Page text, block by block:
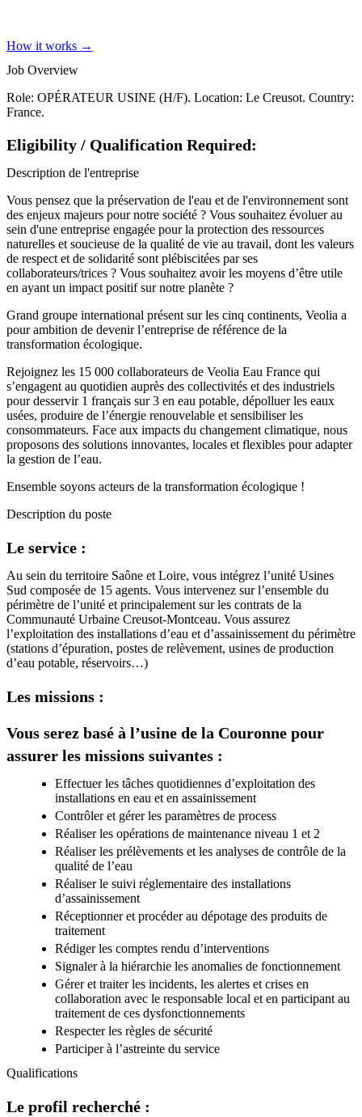
How it works →
Job Overview
Role: OPÉRATEUR USINE (H/F). Location: Le Creusot. Country:
France.
Eligibility / Qualification Required:
Description de l'entreprise
Vous pensez que la préservation de l'eau et de l'environnement sont
des enjeux majeurs pour notre société ? Vous souhaitez évoluer au
sein d'une entreprise engagée pour la protection des ressources
naturelles et soucieuse de la qualité de vie au travail, dont les valeurs
de respect et de solidarité sont plébiscitées par ses
collaborateurs/trices ? Vous souhaitez avoir les moyens d’être utile
en ayant un impact positif sur notre planète ?
Grand groupe international présent sur les cinq continents, Veolia a
pour ambition de devenir l’entreprise de référence de la
transformation écologique.
Rejoignez les 15 000 collaborateurs de Veolia Eau France qui
s’engagent au quotidien auprès des collectivités et des industriels
pour desservir 1 français sur 3 en eau potable, dépolluer les eaux
usées, produire de l’énergie renouvelable et sensibiliser les
consommateurs. Face aux impacts du changement climatique, nous
proposons des solutions innovantes, locales et flexibles pour adapter
la gestion de l’eau.
Ensemble soyons acteurs de la transformation écologique !
Description du poste
Le service :
Au sein du territoire Saône et Loire, vous intégrez l’unité Usines
Sud composée de 15 agents. Vous intervenez sur l’ensemble du
périmètre de l’unité et principalement sur les contrats de la
Communauté Urbaine Creusot-Montceau. Vous assurez
l’exploitation des installations d’eau et d’assainissement du périmètre
(stations d’épuration, postes de relèvement, usines de production
d’eau potable, réservoirs…)
Les missions :
Vous serez basé à l’usine de la Couronne pour
assurer les missions suivantes :
Effectuer les tâches quotidiennes d’exploitation des
installations en eau et en assainissement
Contrôler et gérer les paramètres de process
Réaliser les opérations de maintenance niveau 1 et 2
Réaliser les prélèvements et les analyses de contrôle de la
qualité de l’eau
Réaliser le suivi réglementaire des installations
d’assainissement
Réceptionner et procéder au dépotage des produits de
traitement
Rédiger les comptes rendu d’interventions
Signaler à la hiérarchie les anomalies de fonctionnement
Gérer et traiter les incidents, les alertes et crises en
collaboration avec le responsable local et en participant au
traitement de ces dysfonctionnements
Respecter les règles de sécurité
Participer à l’astreinte du service
Qualifications
Le profil recherché :